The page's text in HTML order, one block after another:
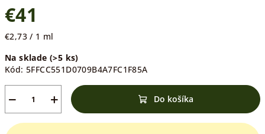
€41
Jednotková
€2,73 / 1 ml
Na sklade(>5 ks)
Kód: 5FFCC551D0709B4A7FC1F85A
+
− Do košíka